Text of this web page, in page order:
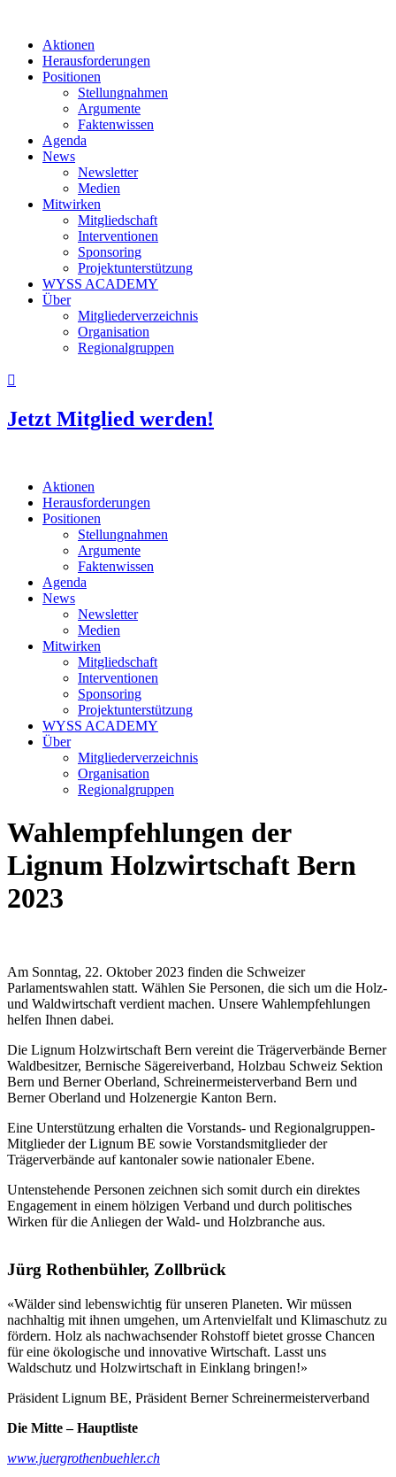
Aktionen
Herausforderungen
Positionen
Stellungnahmen
Argumente
Faktenwissen
Agenda
News
Newsletter
Medien
Mitwirken
Mitgliedschaft
Interventionen
Sponsoring
Projektunterstützung
WYSS ACADEMY
Über
Mitgliederverzeichnis
Organisation
Regionalgruppen

Jetzt Mitglied werden!
Aktionen
Herausforderungen
Positionen
Stellungnahmen
Argumente
Faktenwissen
Agenda
News
Newsletter
Medien
Mitwirken
Mitgliedschaft
Interventionen
Sponsoring
Projektunterstützung
WYSS ACADEMY
Über
Mitgliederverzeichnis
Organisation
Regionalgruppen
Wahlempfehlungen der
Lignum Holzwirtschaft Bern
2023
Am Sonntag, 22. Oktober 2023 finden die Schweizer
Parlamentswahlen statt. Wählen Sie Personen, die sich um die Holz-
und Waldwirtschaft verdient machen. Unsere Wahlempfehlungen
helfen Ihnen dabei.
Die Lignum Holzwirtschaft Bern vereint die Trägerverbände Berner
Waldbesitzer, Bernische Sägereiverband, Holzbau Schweiz Sektion
Bern und Berner Oberland, Schreinermeisterverband Bern und
Berner Oberland und Holzenergie Kanton Bern.
Eine Unterstützung erhalten die Vorstands- und Regionalgruppen-
Mitglieder der Lignum BE sowie Vorstandsmitglieder der
Trägerverbände auf kantonaler sowie nationaler Ebene.
Untenstehende Personen zeichnen sich somit durch ein direktes
Engagement in einem hölzigen Verband und durch politisches
Wirken für die Anliegen der Wald- und Holzbranche aus.
Jürg Rothenbühler, Zollbrück
«Wälder sind lebenswichtig für unseren Planeten. Wir müssen
nachhaltig mit ihnen umgehen, um Artenvielfalt und Klimaschutz zu
fördern. Holz als nachwachsender Rohstoff bietet grosse Chancen
für eine ökologische und innovative Wirtschaft. Lasst uns
Waldschutz und Holzwirtschaft in Einklang bringen!»
Präsident Lignum BE, Präsident Berner Schreinermeisterverband
Die Mitte – Hauptliste
www.juergrothenbuehler.ch